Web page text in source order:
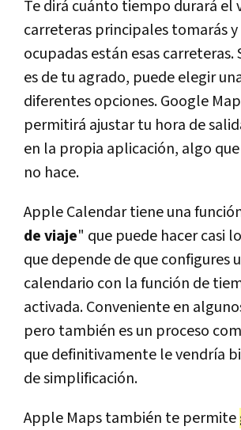
Te dirá cuánto tiempo durará el
carreteras principales tomarás
ocupadas están esas carreteras.
es de tu agrado, puede elegir
diferentes opciones. Google
permitirá ajustar tu hora de
en la propia aplicación, algo
no hace.
Apple Calendar tiene una
de viaje" que puede hacer casi
que depende de que configures
calendario con la función de
activada. Conveniente en
pero también es un proceso
que definitivamente le vendría
de simplificación.
Apple Maps también te permite